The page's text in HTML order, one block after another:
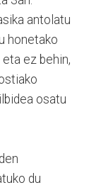
antolatu
honetako
ez behin,
osatu
du